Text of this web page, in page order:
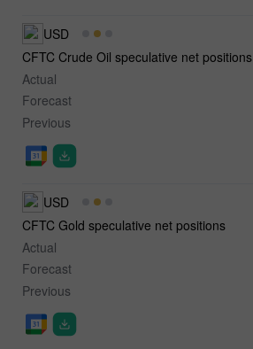
USD
CFTC Crude Oil speculative net positions
Actual
Forecast
Previous
USD
CFTC Gold speculative net positions
Actual
Forecast
Previous